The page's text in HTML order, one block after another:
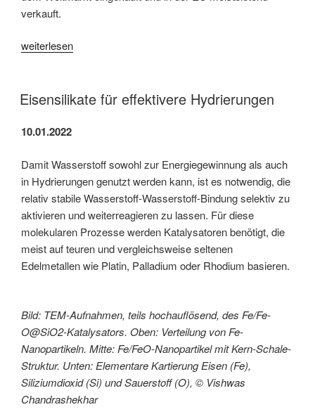
verkauft.
„900
Wasserstoffprojekt
weiterlesen
Eisensilikate für effektivere Hydrierungen
10.01.2022
Damit Wasserstoff sowohl zur Energiegewinnung als auch
in Hydrierungen genutzt werden kann, ist es notwendig, die
relativ stabile Wasserstoff-Wasserstoff-Bindung selektiv zu
aktivieren und weiterreagieren zu lassen. Für diese
molekularen Prozesse werden Katalysatoren benötigt, die
meist auf teuren und vergleichsweise seltenen
Edelmetallen wie Platin, Palladium oder Rhodium basieren.
Bild: TEM-Aufnahmen, teils hochauflösend, des Fe/Fe-
O@SiO2-Katalysators. Oben: Verteilung von Fe-
Nanopartikeln. Mitte: Fe/FeO-Nanopartikel mit Kern-Schale-
Struktur. Unten: Elementare Kartierung Eisen (Fe),
Siliziumdioxid (Si) und Sauerstoff (O), © Vishwas
Chandrashekhar